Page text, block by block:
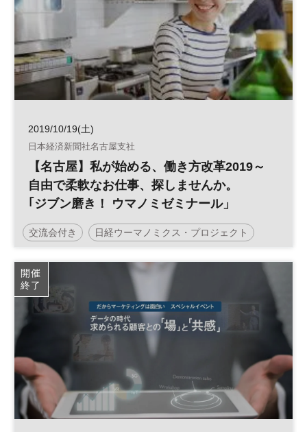
2019/10/19(土)
日本経済新聞社名古屋支社
【名古屋】私が始める、働き方改革2019～
自由で柔軟なお仕事、探しませんか。
｢ジブン磨き！ ウマノミゼミナール」
交流会付き 日経ウーマノミクス・プロジェクト
働き方 軽食付 参加無料
土日祝開催
開催
終了